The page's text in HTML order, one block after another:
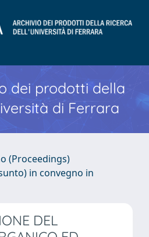
dei prodotti della
di Ferrara
(Proceedings)
in convegno in
DEL